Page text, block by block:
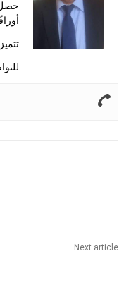
حصل
Next article